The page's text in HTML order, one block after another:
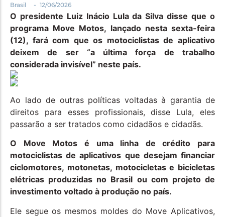
Brasil
- 12/06/2026
O presidente Luiz Inácio Lula da Silva disse que o
programa Move Motos, lançado nesta sexta-feira
(12), fará com que os motociclistas de aplicativo
deixem de ser “a última força de trabalho
considerada invisível” neste país.
Ao lado de outras políticas voltadas à garantia de
direitos para esses profissionais, disse Lula, eles
passarão a ser tratados como cidadãos e cidadãs.
O Move Motos é uma linha de crédito para
motociclistas de aplicativos que desejam financiar
ciclomotores, motonetas, motocicletas e bicicletas
elétricas produzidas no Brasil ou com projeto de
investimento voltado à produção no país.
Ele segue os mesmos moldes do Move Aplicativos,